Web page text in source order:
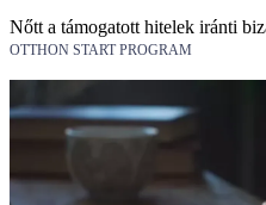
Nőtt a támogatott hitelek iránti
OTTHON START PROGRAM